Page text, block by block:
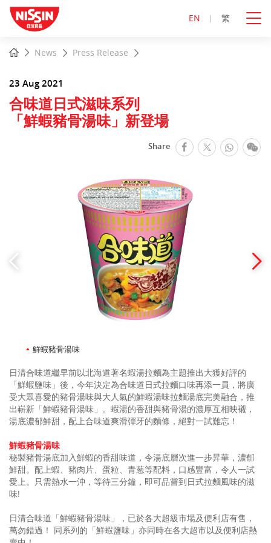
EN 繁
main HomeNews Press Release
23 Aug 2021
合味道日式滋味系列
「鮮蝦豬骨湯味」新登場
Share facebook
Twitter
鮮蝦豬骨湯味
日清合味道繼早前以北海道著名蝦湯拉麵為主題推出大獲好評的
「鮮蝦鹽味」後，今年決定為合味道日式拉麵口味再添一員，將廣
受大眾喜愛的豬骨湯味與大人氣的鮮蝦湯味拉麵湯底完美融合，推
出嶄新「鮮蝦豬骨湯味」。蝦湯的香甜與豬骨湯的濃厚互相映襯，
湯底濃郁鮮甜，配上合味道爽滑彈牙的麵條，絕對一試難忘！
鮮蝦豬骨湯味
秘製豬骨湯底加入鮮蝦的香甜味道，令湯底層次進一步昇華，濃郁
鮮甜。配上蝦、豬肉片、蛋粒、青葱等配料，口感豐富，令人一試
愛上。只需熱水一沖，等待三分鐘，即可品嘗到日式拉麵風味的滋
味!
日清合味道「鮮蝦豬骨湯味」，已於各大超級市場及便利店有售，
萬勿錯過！ 同系列的「鮮蝦鹽味」亦同時在各大超市以及便利店熱